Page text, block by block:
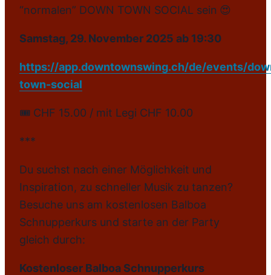
“normalen” DOWN TOWN SOCIAL sein 😍
Samstag, 29. November 2025 ab 19:30
https://app.downtownswing.ch/de/events/
town-social
🎟️ CHF 15.00 / mit Legi CHF 10.00
***
Du suchst nach einer Möglichkeit und
Inspiration, zu schneller Musik zu tanzen?
Besuche uns am kostenlosen Balboa
Schnupperkurs und starte an der Party
gleich durch:
Kostenloser Balboa Schnupperkurs